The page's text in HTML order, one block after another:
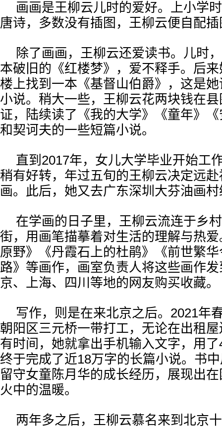
画画是王柳云儿时的爱好。上小学
唐诗，多数没有插图，王柳云便自配
除了画画，王柳云还爱读书。儿时
本破旧的《红楼梦》，爱不释手。后
楼上找到一本《基督山伯爵》，这是
小说。稍大一些，王柳云花两块钱在
证，陆续读了《我的大学》《童年》《
和契诃夫的一些短篇小说。
直到2017年，女儿大学毕业开始工
稍有好转，年过五旬的王柳云决定远
画。此后，她又去广东深圳大芬油画
在学画的日子里，王柳云流连于乡
街，用画笔描摹着对生活的理解与热
原野》《丹霞石上的杜鹃》《前世繁
路》等画作，画室负责人将这些画作
京、上海、四川等地的网友购买收藏。
写作，则是在来北京之后。2021年
朝阳区三元桥一带打工，无论在出租
有时间，她就拿出手机输入文字，用
终于完成了近18万字的长篇小说。书
留守女童陈月华的成长经历，展现出
火中的温暖。
两年多之后，王柳云慕名来到北京